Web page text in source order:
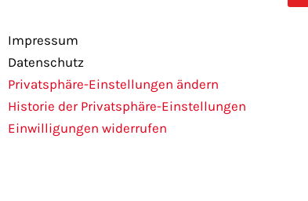
o
k
r
a
m
Impressum
Datenschutz
Privatsphäre-Einstellungen ändern
Historie der Privatsphäre-Einstellungen
Einwilligungen widerrufen